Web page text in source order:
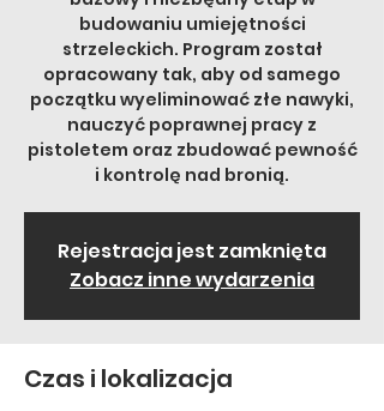
budowaniu umiejętności
strzeleckich. Program został
opracowany tak, aby od samego
początku wyeliminować złe nawyki,
nauczyć poprawnej pracy z
pistoletem oraz zbudować pewność
i kontrolę nad bronią.
Rejestracja jest zamknięta
Zobacz inne wydarzenia
Czas i lokalizacja